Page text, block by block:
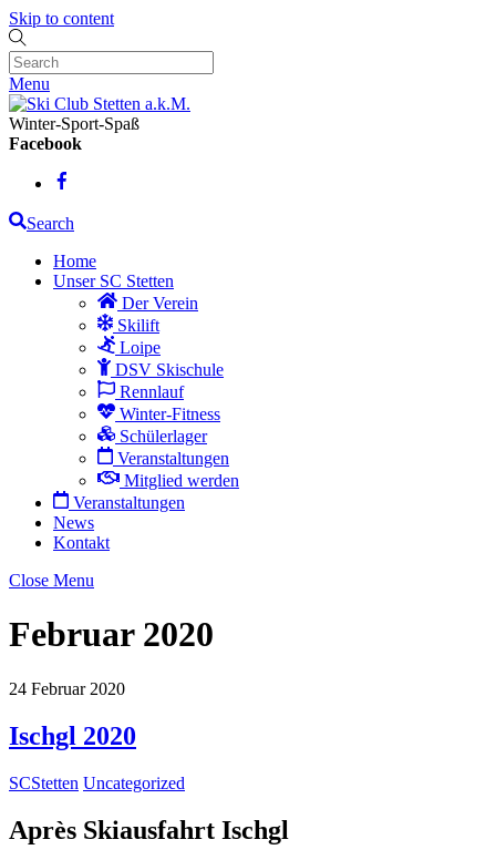
Skip to content
Menu
Winter-Sport-Spaß
Facebook
Search
Home
Unser SC Stetten
Der Verein
Skilift
Loipe
DSV Skischule
Rennlauf
Winter-Fitness
Schülerlager
Veranstaltungen
Mitglied werden
Veranstaltungen
News
Kontakt
Close Menu
Februar 2020
24 Februar 2020
Ischgl 2020
SCStetten Uncategorized
Après Skiausfahrt Ischgl